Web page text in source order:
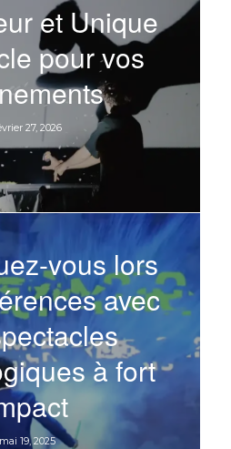
et Unique
pour vos
27, 2026
vous lors
avec
à fort
mai 19, 2025